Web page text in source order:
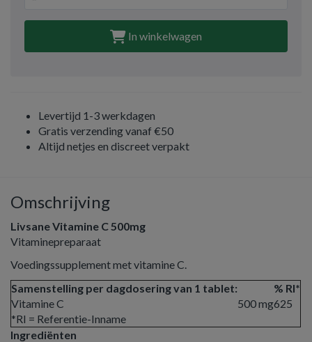
In winkelwagen
Levertijd 1-3 werkdagen
Gratis verzending vanaf €50
Altijd netjes en discreet verpakt
Omschrijving
Livsane Vitamine C 500mg
Vitaminepreparaat
Voedingssupplement met vitamine C.
Samenstelling per dagdosering van 1 tablet:
% RI*
Vitamine C
500 mg625
*RI = Referentie-Inname
Ingrediënten